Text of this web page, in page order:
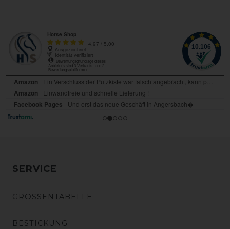
SERVICE
GRÖSSENTABELLE
BESTICKUNG